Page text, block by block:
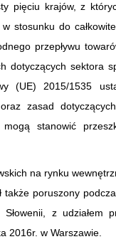
pięciu krajów, z
stosunku do
przepływu
dotyczących sektora
(UE) 2015/1535
zasad dotyczących
stanowić
na rynku
także poruszony
z udziałem
2016r. w Warszawie.